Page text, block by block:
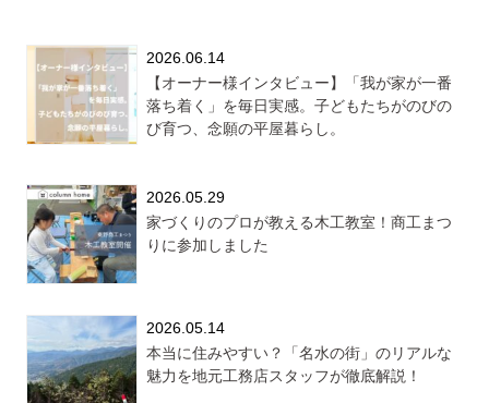
2026.06.14
【オーナー様インタビュー】「我が家が一番
落ち着く」を毎日実感。子どもたちがのびの
び育つ、念願の平屋暮らし。
2026.05.29
家づくりのプロが教える木工教室！商工まつ
りに参加しました
2026.05.14
本当に住みやすい？「名水の街」のリアルな
魅力を地元工務店スタッフが徹底解説！